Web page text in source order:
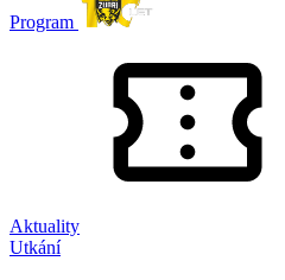
Program
Aktuality
Utkání